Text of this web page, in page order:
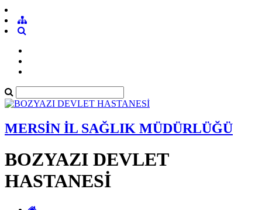
MERSİN İL SAĞLIK MÜDÜRLÜĞÜ
BOZYAZI DEVLET
HASTANESİ